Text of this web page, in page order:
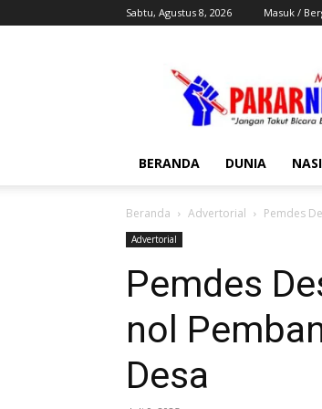
Sabtu, Agustus 8, 2026 Masuk /
BERANDA DUNIA
Beranda Advertorial Pemdes
Advertorial
Pemdes
nol
Desa